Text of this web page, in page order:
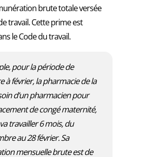
brute totale versée
travail. Cette prime est
le Code du travail.
pour la période de
à février, la pharmacie de la
d’un pharmacien pour
de congé maternité,
travailler 6 mois, du
au 28 février. Sa
mensuelle brute est de